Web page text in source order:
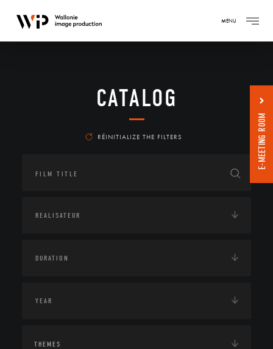
MENU
CATALOG
RÉINITIALIZE THE FILTERS
THEMES
E-MEETING ROOM